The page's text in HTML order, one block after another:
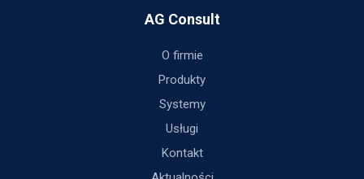
AG Consult
O firmie
Produkty
Systemy
Usługi
Kontakt